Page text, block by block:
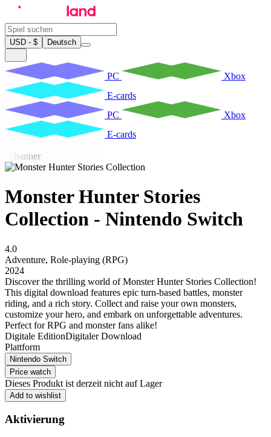
USD - $ Deutsch
PC
Xbox
E-cards
PC
Xbox
E-cards
Monster Hunter Stories
Collection - Nintendo Switch
4.0
Adventure, Role-playing (RPG)
2024
Discover the thrilling world of Monster Hunter Stories Collection!
This digital download features epic turn-based battles, monster
riding, and a rich story. Collect and raise your own monsters,
customize your hero, and embark on unforgettable adventures.
Perfect for RPG and monster fans alike!
Digitale EditionDigitaler Download
Plattform
Nintendo Switch
Price watch
Dieses Produkt ist derzeit nicht auf Lager
Add to wishlist
Aktivierung